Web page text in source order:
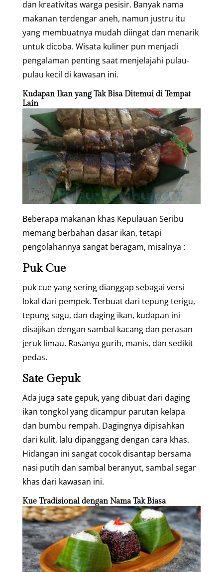
dan kreativitas warga pesisir. Banyak nama
makanan terdengar aneh, namun justru itu
yang membuatnya mudah diingat dan menarik
untuk dicoba. Wisata kuliner pun menjadi
pengalaman penting saat menjelajahi pulau-
pulau kecil di kawasan ini.
Kudapan Ikan yang Tak Bisa Ditemui di Tempat
Lain
Beberapa makanan khas Kepulauan Seribu
memang berbahan dasar ikan, tetapi
pengolahannya sangat beragam, misalnya :
Puk Cue
puk cue yang sering dianggap sebagai versi
lokal dari pempek. Terbuat dari tepung terigu,
tepung sagu, dan daging ikan, kudapan ini
disajikan dengan sambal kacang dan perasan
jeruk limau. Rasanya gurih, manis, dan sedikit
pedas.
Sate Gepuk
Ada juga sate gepuk, yang dibuat dari daging
ikan tongkol yang dicampur parutan kelapa
dan bumbu rempah. Dagingnya dipisahkan
dari kulit, lalu dipanggang dengan cara khas.
Hidangan ini sangat cocok disantap bersama
nasi putih dan sambal beranyut, sambal segar
khas dari kawasan ini.
Kue Tradisional dengan Nama Tak Biasa